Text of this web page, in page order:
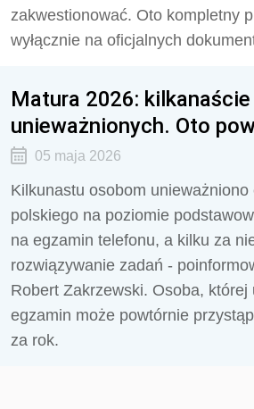
zakwestionować. Oto kompletny
wyłącznie na oficjalnych
Matura 2026:
unieważnionych. Oto
05 maja 2026
Kilkunastu osobom
polskiego na poziomie
na egzamin telefonu, a kilku za
rozwiązywanie zadań -
Robert Zakrzewski. Osoba, której
egzamin może powtórnie
za rok.